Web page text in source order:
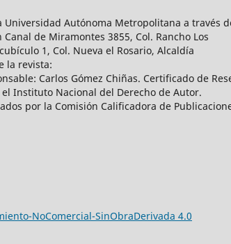
Universidad Autónoma Metropolitana a través
de Miramontes 3855, Col. Rancho Los
1, Col. Nueva el Rosario, Alcaldía
la revista:
Carlos Gómez Chiñas. Certificado de
el Instituto Nacional del Derecho de Autor.
por la Comisión Calificadora de
NoComercial-SinObraDerivada 4.0